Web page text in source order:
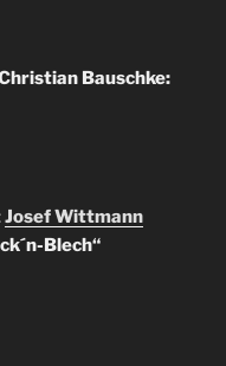
Bauschke:
Josef Wittmann
Blech“